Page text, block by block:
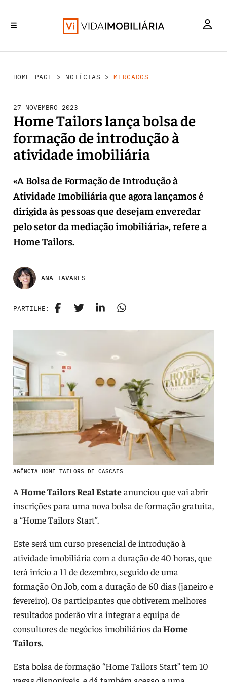
HOME PAGE > NOTÍCIAS >MERCADOS
27 NOVEMBRO 2023
Home Tailors lança bolsa de
formação de introdução à
atividade imobiliária
«A Bolsa de Formação de Introdução à
Atividade Imobiliária que agora lançamos é
dirigida às pessoas que desejam enveredar
pelo setor da mediação imobiliária», refere a
Home Tailors.
ANA TAVARES
PARTILHE:
AGÊNCIA HOME TAILORS DE CASCAIS
A Home Tailors Real Estateanunciou que vai abrir
inscrições para uma nova bolsa de formação gratuita,
a “Home Tailors Start”.
Este será um curso presencial de introdução à
atividade imobiliária com a duração de 40 horas, que
terá início a 11 de dezembro, seguido de uma
formação On Job, com a duração de 60 dias (janeiro e
fevereiro). Os participantes que obtiverem melhores
resultados poderão vir a integrar a equipa de
consultores de negócios imobiliários daHome
Tailors.
Esta bolsa de formação “Home Tailors Start” tem 10